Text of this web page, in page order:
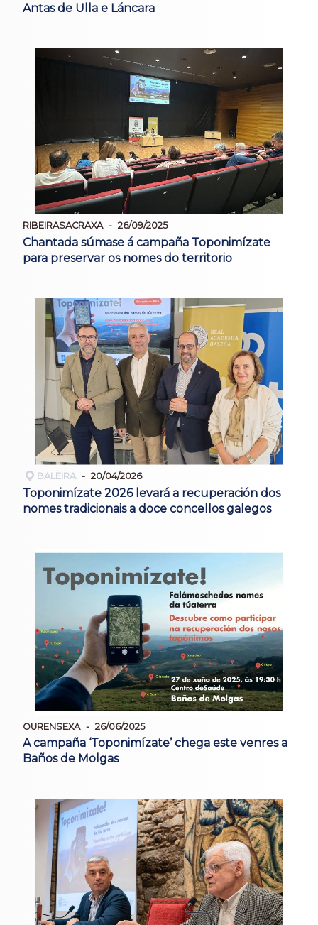
Antas de Ulla e Láncara
RIBEIRASACRAXA 26/09/2025
Chantada súmase á campaña Toponimízate
para preservar os nomes do territorio
BALEIRA 20/04/2026
Toponimízate 2026 levará a recuperación dos
nomes tradicionais a doce concellos galegos
OURENSEXA 26/06/2025
A campaña ‘Toponimízate’ chega este venres a
Baños de Molgas